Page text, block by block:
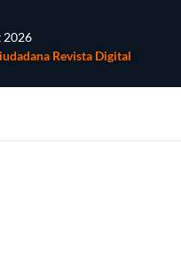
2026
Revista Digital